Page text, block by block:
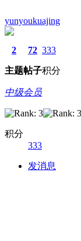
yunyoukuajing
2
主题
72
帖子
333
积分
中级会员
积分
333
发消息